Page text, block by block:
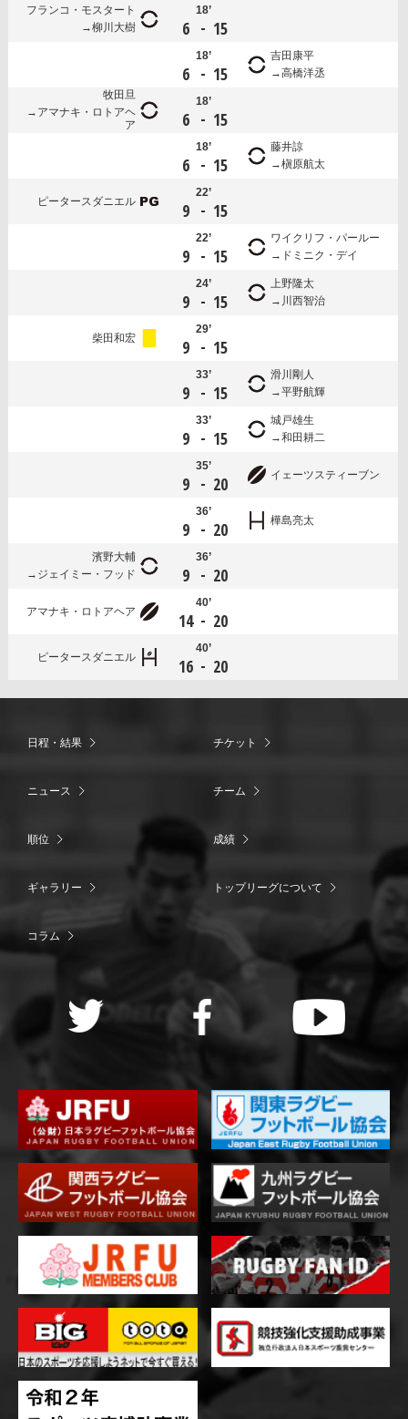
フランコ・モスタート
柳川大樹
18’
6 - 15
18’
6 - 15
吉田康平
高橋洋丞
牧田旦
アマナキ・ロトアヘ
ア
18’
6 - 15
18’
6 - 15
藤井諒
槇原航太
ピータースダニエル
22’
9 - 15
22’
9 - 15
ワイクリフ・パールー
ドミニク・デイ
24’
9 - 15
上野隆太
川西智治
柴田和宏
29’
9 - 15
33’
9 - 15
滑川剛人
平野航輝
33’
9 - 15
城戸雄生
和田耕二
35’
9 - 20 イェーツスティーブン
36’
9 - 20 樺島亮太
濱野大輔
ジェイミー・フッド
36’
9 - 20
アマナキ・ロトアヘア
40’
14 - 20
ピータースダニエル
40’
16 - 20
日程・結果 チケット
ニュース チーム
順位 成績
ギャラリー トップリーグについて
コラム